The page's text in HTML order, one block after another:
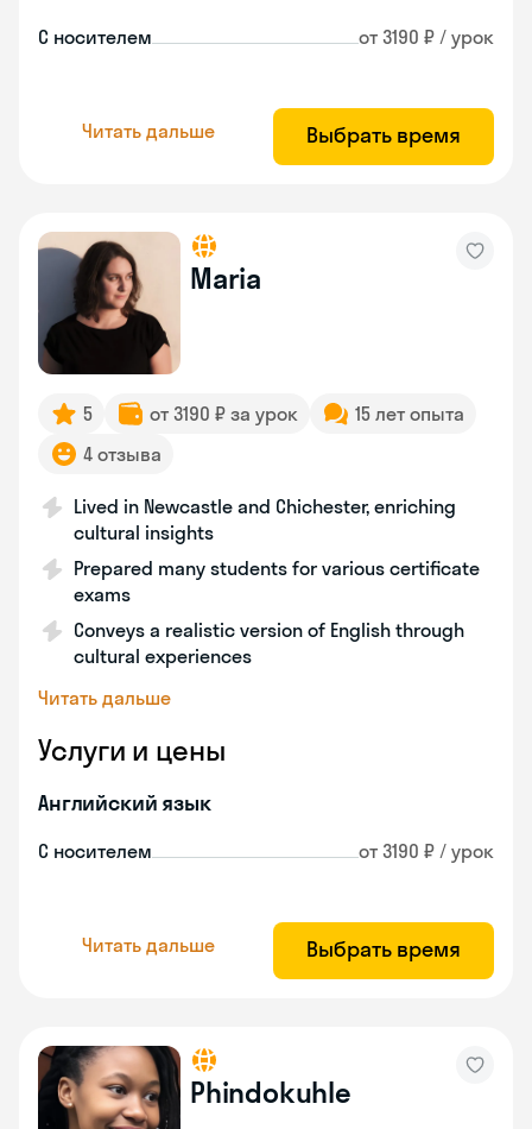
С носителем от 3190 ₽ / урок
Читать дальше Выбрать время
Maria
5 от 3190 ₽ за урок
15 лет опыта
4 отзыва
Lived in Newcastle and Chichester, enriching
cultural insights
Prepared many students for various certificate
exams
Conveys a realistic version of English through
cultural experiences
Читать дальше
Услуги и цены
Английский язык
С носителем от 3190 ₽ / урок
Читать дальше Выбрать время
Phindokuhle